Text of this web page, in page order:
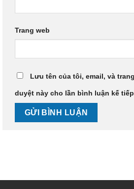
Trang web
Lưu tên của tôi, email, và
duyệt này cho lần bình luận kế